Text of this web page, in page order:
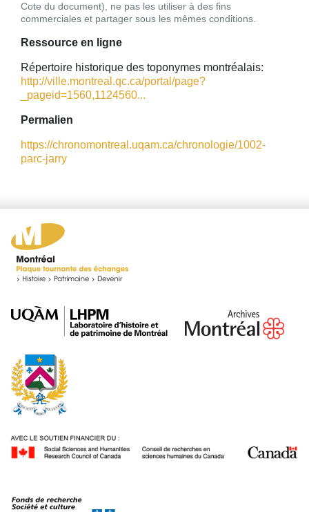
Cote du document), ne pas les utiliser à des fins
commerciales et partager sous les mêmes conditions
Ressource en ligne
Répertoire historique des toponymes montréalais:
http://ville.montreal.qc.ca/portal/page?
_pageid=1560,1124560...
Permalien
https://chronomontreal.uqam.ca/chronologie/1002-
parc-jarry